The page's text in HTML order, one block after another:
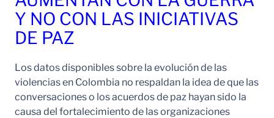
Y NO CON LAS INICIATIVAS
DE PAZ
Los datos disponibles sobre la evolución de las
violencias en Colombia no respaldan la idea de que las
conversaciones o los acuerdos de paz hayan sido la
causa del fortalecimiento de las organizaciones